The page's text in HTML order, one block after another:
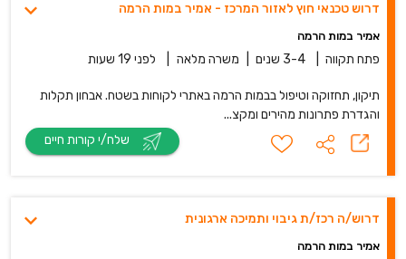
דרוש טכנאי חוץ לאזור המרכז - אמיר במות הרמה
אמיר במות הרמה
פתח תקווה 3-4 שנים משרה מלאה לפני 19 שעות
תיקון, תחזוקה וטיפול בבמות הרמה באתרי לקוחות בשטח. אבחון תקלות
והגדרת פתרונות מהירים ומקצ...
דרוש/ה רכז/ת גיבוי ותמיכה ארגונית
אמיר במות הרמה